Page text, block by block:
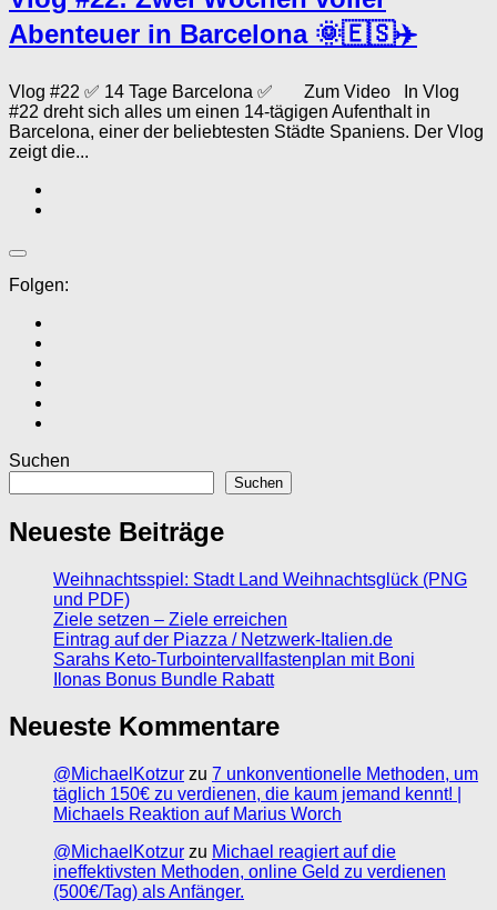
Abenteuer in Barcelona 🌞🇪🇸✈️
Vlog #22 ✅ 14 Tage Barcelona ✅ Zum Video In Vlog
#22 dreht sich alles um einen 14-tägigen Aufenthalt in
Barcelona, einer der beliebtesten Städte Spaniens. Der Vlog
zeigt die...
Folgen:
Suchen
Suchen
Neueste Beiträge
Weihnachtsspiel: Stadt Land Weihnachtsglück (PNG
und PDF)
Ziele setzen – Ziele erreichen
Eintrag auf der Piazza / Netzwerk-Italien.de
Sarahs Keto-Turbointervallfastenplan mit Boni
Ilonas Bonus Bundle Rabatt
Neueste Kommentare
@MichaelKotzur zu 7 unkonventionelle Methoden, um
täglich 150€ zu verdienen, die kaum jemand kennt! |
Michaels Reaktion auf Marius Worch
@MichaelKotzur zu Michael reagiert auf die
ineffektivsten Methoden, online Geld zu verdienen
(500€/Tag) als Anfänger.